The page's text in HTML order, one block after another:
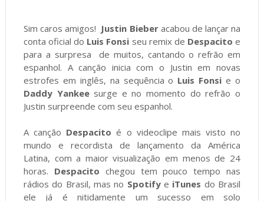
Sim caros amigos! Justin Bieberacabou de lançar na
conta oficial do Luis Fonsi seu remix de Despacito e
para a surpresa de muitos, cantando o refrão em
espanhol. A canção inicia com o Justin em novas
estrofes em inglês, na sequência o Luis Fonsi e o
Daddy Yankeesurge e no momento do refrão o
Justin surpreende com seu espanhol.
A canção Despacito é o videoclipe mais visto no
mundo e recordista de lançamento da América
Latina, com a maior visualização em menos de 24
horas. Despacito chegou tem pouco tempo nas
rádios do Brasil, mas no Spotifye iTunes do Brasil
ele já é nitidamente um sucesso em solo